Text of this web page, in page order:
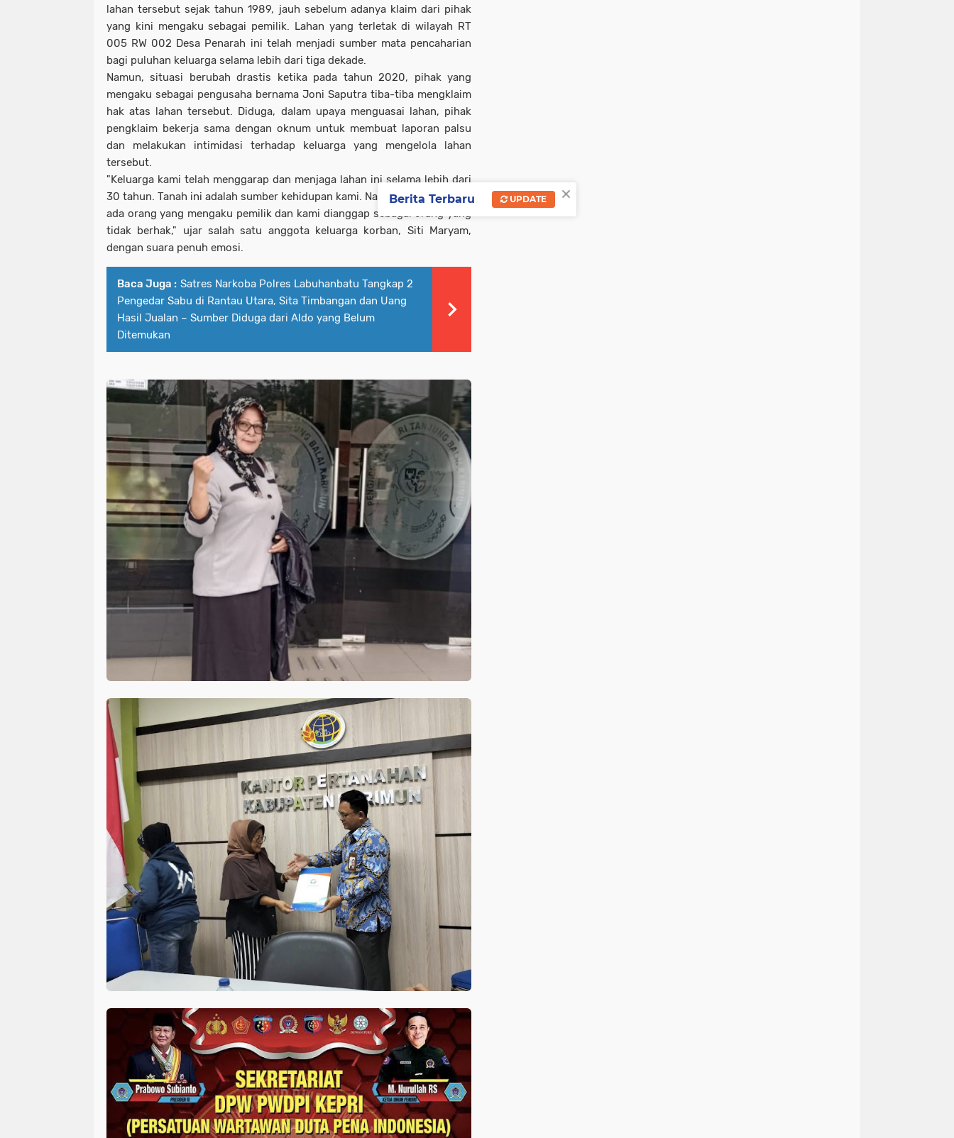
lahan tersebut sejak tahun 1989, jauh sebelum adanya klaim dari pihak
yang kini mengaku sebagai pemilik. Lahan yang terletak di wilayah RT
005 RW 002 Desa Penarah ini telah menjadi sumber mata pencaharian
bagi puluhan keluarga selama lebih dari tiga dekade.
Namun, situasi berubah drastis ketika pada tahun 2020, pihak yang
mengaku sebagai pengusaha bernama Joni Saputra tiba-tiba mengklaim
hak atas lahan tersebut. Diduga, dalam upaya menguasai lahan, pihak
pengklaim bekerja sama dengan oknum untuk membuat laporan palsu
dan melakukan intimidasi terhadap keluarga yang mengelola lahan
tersebut.
"Keluarga kami telah menggarap dan menjaga lahan ini selama lebih dari
30 tahun. Tanah ini adalah sumber kehidupan kami. Namun, tiba-tiba saja
ada orang yang mengaku pemilik dan kami dianggap sebagai orang yang
tidak berhak," ujar salah satu anggota keluarga korban, Siti Maryam,
dengan suara penuh emosi.
Baca Juga : Satres Narkoba Polres Labuhanbatu Tangkap 2
Pengedar Sabu di Rantau Utara, Sita Timbangan dan Uang
Hasil Jualan – Sumber Diduga dari Aldo yang Belum
Ditemukan
×
Berita Terbaru UPDATE